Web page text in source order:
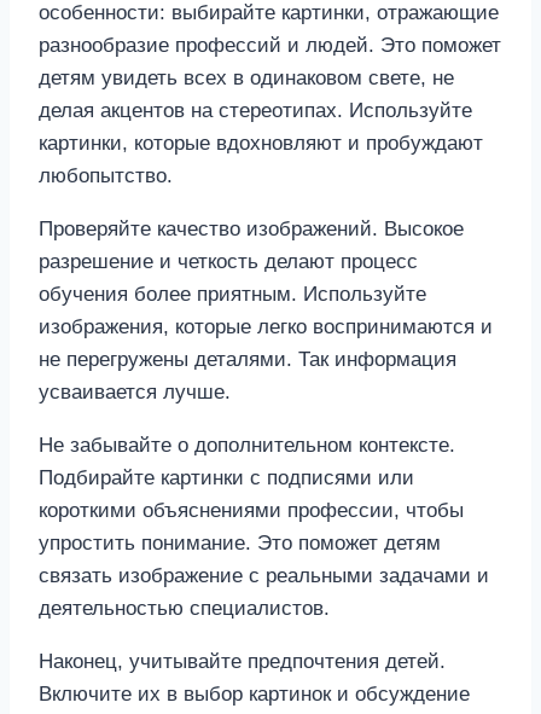
особенности: выбирайте картинки, отражающие
разнообразие профессий и людей. Это поможет
детям увидеть всех в одинаковом свете, не
делая акцентов на стереотипах. Используйте
картинки, которые вдохновляют и пробуждают
любопытство.
Проверяйте качество изображений. Высокое
разрешение и четкость делают процесс
обучения более приятным. Используйте
изображения, которые легко воспринимаются и
не перегружены деталями. Так информация
усваивается лучше.
Не забывайте о дополнительном контексте.
Подбирайте картинки с подписями или
короткими объяснениями профессии, чтобы
упростить понимание. Это поможет детям
связать изображение с реальными задачами и
деятельностью специалистов.
Наконец, учитывайте предпочтения детей.
Включите их в выбор картинок и обсуждение